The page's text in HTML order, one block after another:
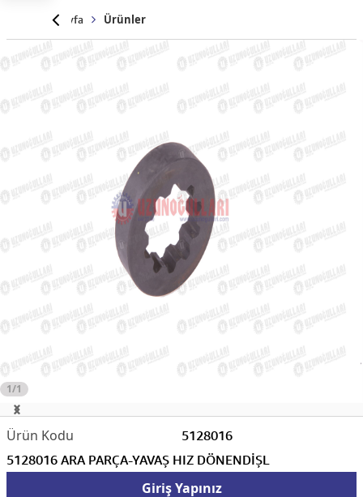
Anasayfa Ürünler
1/1
5128016
5128016 ARA PARÇA-YAVAŞ HIZ DÖNENDİŞL
Giriş Yapınız